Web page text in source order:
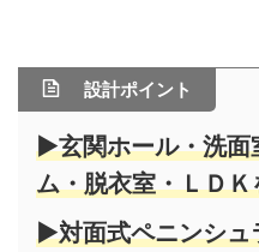
設計ポイント
▶玄関ホール・洗面
ム・脱衣室・ＬＤ
▶対面式ペニンシュ